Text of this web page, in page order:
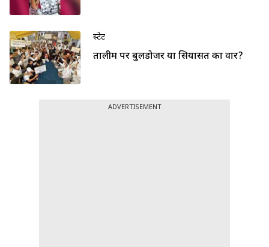
स्टेट
तालीम पर बुलडोजर या सियासत का वार?
ADVERTISEMENT